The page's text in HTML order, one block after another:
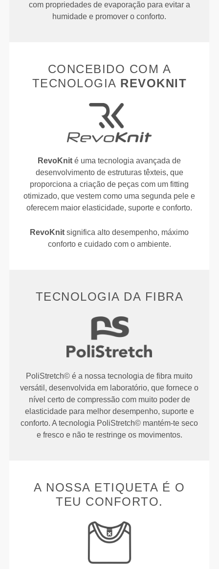
com propriedades de evaporação para evitar a
humidade e promover o conforto.
CONCEBIDO COM A
TECNOLOGIA REVOKNIT
RevoKnit é uma tecnologia avançada de
desenvolvimento de estruturas têxteis, que
proporciona a criação de peças com um fitting
otimizado, que vestem como uma segunda pele e
oferecem maior elasticidade, suporte e conforto.
RevoKnit significa alto desempenho, máximo
conforto e cuidado com o ambiente.
TECNOLOGIA DA FIBRA
PoliStretch© é a nossa tecnologia de fibra muito
versátil, desenvolvida em laboratório, que fornece o
nível certo de compressão com muito poder de
elasticidade para melhor desempenho, suporte e
conforto. A tecnologia PoliStretch© mantém-te seco
e fresco e não te restringe os movimentos.
A NOSSA ETIQUETA É O
TEU CONFORTO.